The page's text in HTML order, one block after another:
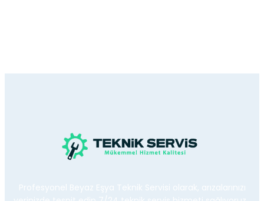
Profesyonel Beyaz Eşya Teknik Servisi olarak, arızalarınızı